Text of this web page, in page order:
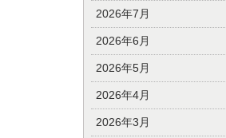
2026年7月
2026年6月
2026年5月
2026年4月
2026年3月